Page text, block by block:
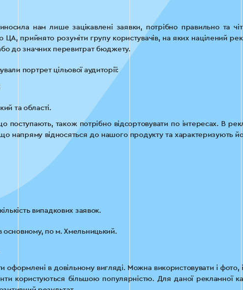
нам лише зацікавлені заявки, потрібно правильно та
ЦА, прийнято розуміти групу користувачів, на яких націлений
до значних перевитрат бюджету.
портрет цільової аудиторії:
та області.
поступають, також потрібно відсортовувати по інтересах. В
напряму відносяться до нашого продукту та характеризують
випадкових заявок.
основному, по м. Хмельницький.
оформлені в довільному вигляді. Можна використовувати і фото,
користуються більшою популярністю. Для даної рекламної